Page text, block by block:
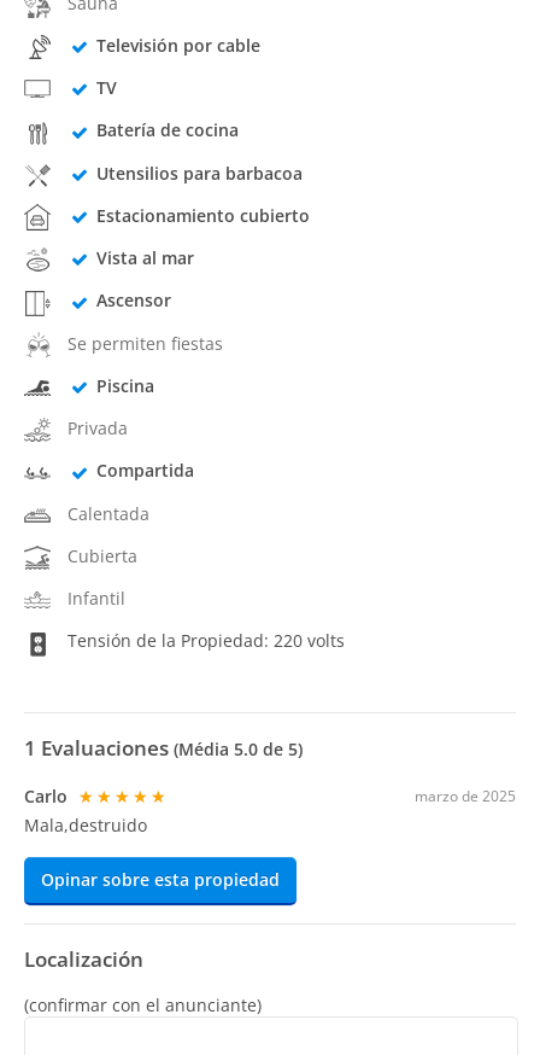
Televisión por cable
TV
Batería de cocina
Utensilios para barbacoa
Estacionamiento cubierto
Vista al mar
Ascensor
Se permiten fiestas
Piscina
Privada
Compartida
Calentada
Cubierta
Infantil
Tensión de la Propiedad: 220 volts
1 Evaluaciones (Média 5.0 de 5)
marzo de 2025
Carlo ★★★★★
Mala,destruido
Opinar sobre esta propiedad
Localización
(confirmar con el anunciante)